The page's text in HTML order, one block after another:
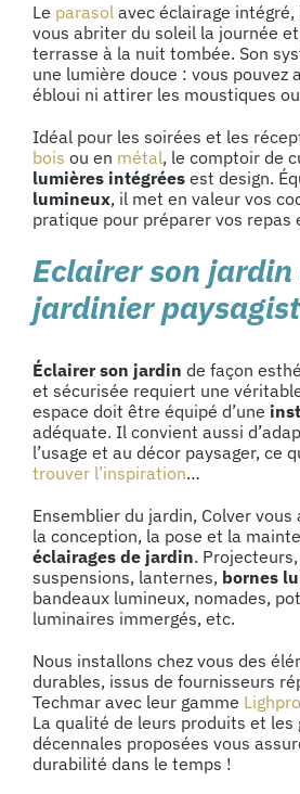
Le parasol avec éclairage
vous abriter du soleil la journée
terrasse à la nuit tombée. Son
une lumière douce : vous pouvez
ébloui ni attirer les moustiques
Idéal pour les soirées et les
bois ou en métal, le comptoir de
lumières intégrées est design.
lumineux, il met en valeur vos
pratique pour préparer vos repas
Eclairer son
jardinier
Éclairer son jardin de façon
et sécurisée requiert une
espace doit être équipé d’une
adéquate. Il convient aussi
l’usage et au décor paysager, ce
trouver l’inspiration…
Ensemblier du jardin, Colver vous
la conception, la pose et la
éclairages de jardin.
suspensions, lanternes, bornes
bandeaux lumineux, nomades,
luminaires immergés, etc.
Nous installons chez vous des
durables, issus de fournisseurs
Techmar avec leur gamme Lighpro
La qualité de leurs produits et les
décennales proposées vous
durabilité dans le temps !